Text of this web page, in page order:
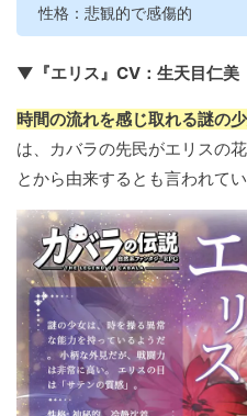
性格：悲観的で感傷的
▼『エリス』CV：生天目仁美
時間の流れを感じ取れる謎の少
は、カバラの先民がエリスの
とから由来するとも言われてい